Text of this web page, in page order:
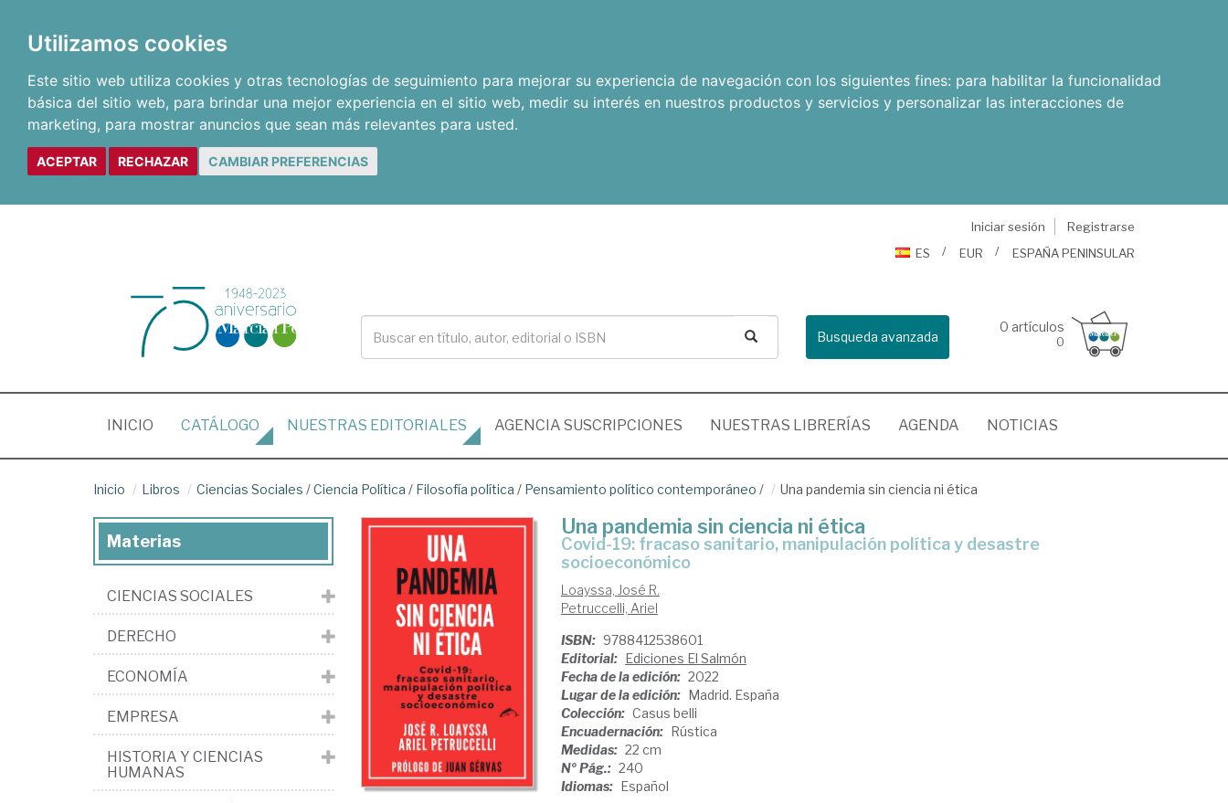
Utilizamos cookies
Este sitio web utiliza cookies y otras tecnologías de seguimiento para mejorar su experiencia de navegación con los siguientes fines: para habilitar la funcionalidad
básica del sitio web, para brindar una mejor experiencia en el sitio web, medir su interés en nuestros productos y servicios y personalizar las interacciones de
marketing, para mostrar anuncios que sean más relevantes para usted.
ACEPTAR RECHAZAR CAMBIAR PREFERENCIAS
Iniciar sesión
Registrarse
ES
EUR ESPAÑA PENINSULAR
Busqueda avanzada
0 artículos
0
INICIO (CURRENT)
CATÁLOGO NUESTRAS EDITORIALES AGENCIA SUSCRIPCIONES NUESTRAS LIBRERÍAS AGENDA NOTICIAS
Inicio Libros Ciencias Sociales /Ciencia Política / Filosofía política / Pensamiento político contemporáneo / Una pandemia sin ciencia ni ética
Una pandemia sin ciencia ni ética
Covid-19: fracaso sanitario, manipulación política y desastre
socioeconómico
Loayssa, José R.
Petruccelli, Ariel
ISBN: 9788412538601
Editorial: Ediciones El Salmón
Fecha de la edición: 2022
Lugar de la edición: Madrid. España
Colección: Casus belli
Encuadernación: Rústica
Medidas: 22 cm
Nº Pág.: 240
Idiomas: Español
Materias
CIENCIAS SOCIALES
DERECHO
ECONOMÍA
EMPRESA
HISTORIA Y CIENCIAS
HUMANAS